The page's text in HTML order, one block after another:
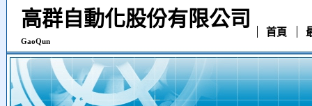
高群自動化股份有限公司
GaoQun
首頁